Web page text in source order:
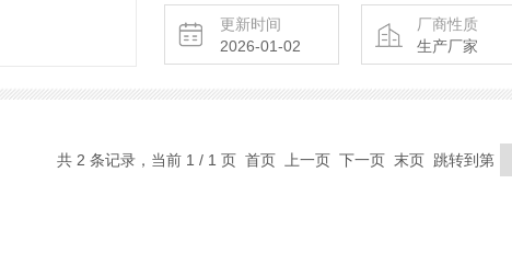
更新时间
2026-01-02
厂商性质
生产厂家
共 2 条记录，当前 1 / 1 页 首页 上一页 下一页 末页 跳转到第